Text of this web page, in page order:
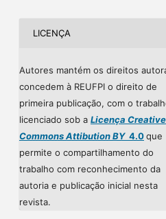
LICENÇA
Autores mantém os direitos
concedem à REUFPI o direito de
primeira publicação, com o
licenciado sob a Licença Creative
Commons Attibution BY4.0que
permite o compartilhamento do
trabalho com reconhecimento da
autoria e publicação inicial nesta
revista.